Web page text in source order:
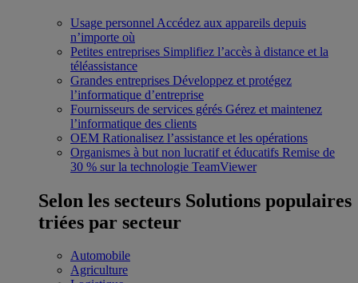
Usage personnel Accédez aux appareils depuis
n’importe où
Petites entreprises Simplifiez l’accès à distance et la
téléassistance
Grandes entreprises Développez et protégez
l’informatique d’entreprise
Fournisseurs de services gérés Gérez et maintenez
l’informatique des clients
OEM Rationalisez l’assistance et les opérations
Organismes à but non lucratif et éducatifs Remise de
30 % sur la technologie TeamViewer
Selon les secteurs Solutions populaires
triées par secteur
Automobile
Agriculture